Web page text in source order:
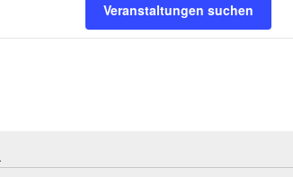
Veranstaltungen suchen